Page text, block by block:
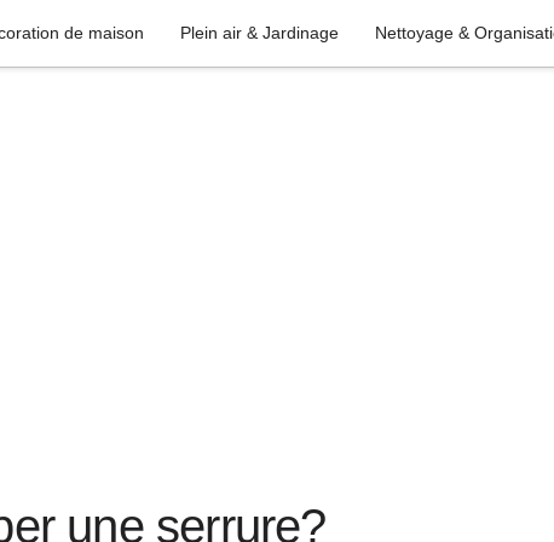
de maison Plein air & Jardinage Nettoyage &
une serrure?